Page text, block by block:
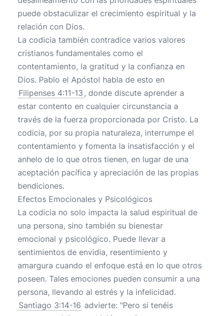
puede obstaculizar el crecimiento espiritual y la
relación con Dios.
La codicia también contradice varios valores
cristianos fundamentales como el
contentamiento, la gratitud y la confianza en
Dios. Pablo el Apóstol habla de esto en
Filipenses 4:11-13 , donde discute aprender a
estar contento en cualquier circunstancia a
través de la fuerza proporcionada por Cristo. La
codicia, por su propia naturaleza, interrumpe el
contentamiento y fomenta la insatisfacción y el
anhelo de lo que otros tienen, en lugar de una
aceptación pacífica y apreciación de las propias
bendiciones.
Efectos Emocionales y Psicológicos
La codicia no solo impacta la salud espiritual de
una persona, sino también su bienestar
emocional y psicológico. Puede llevar a
sentimientos de envidia, resentimiento y
amargura cuando el enfoque está en lo que otros
poseen. Tales emociones pueden consumir a una
persona, llevando al estrés y la infelicidad.
Santiago 3:14-16 advierte: "Pero si tenéis